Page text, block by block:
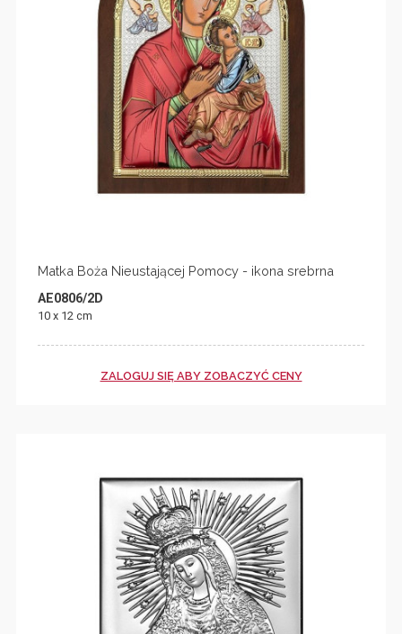
Matka Boża Nieustającej Pomocy - ikona srebrna
AE0806/2D
10 x 12 cm
ZALOGUJ SIĘ ABY ZOBACZYĆ CENY